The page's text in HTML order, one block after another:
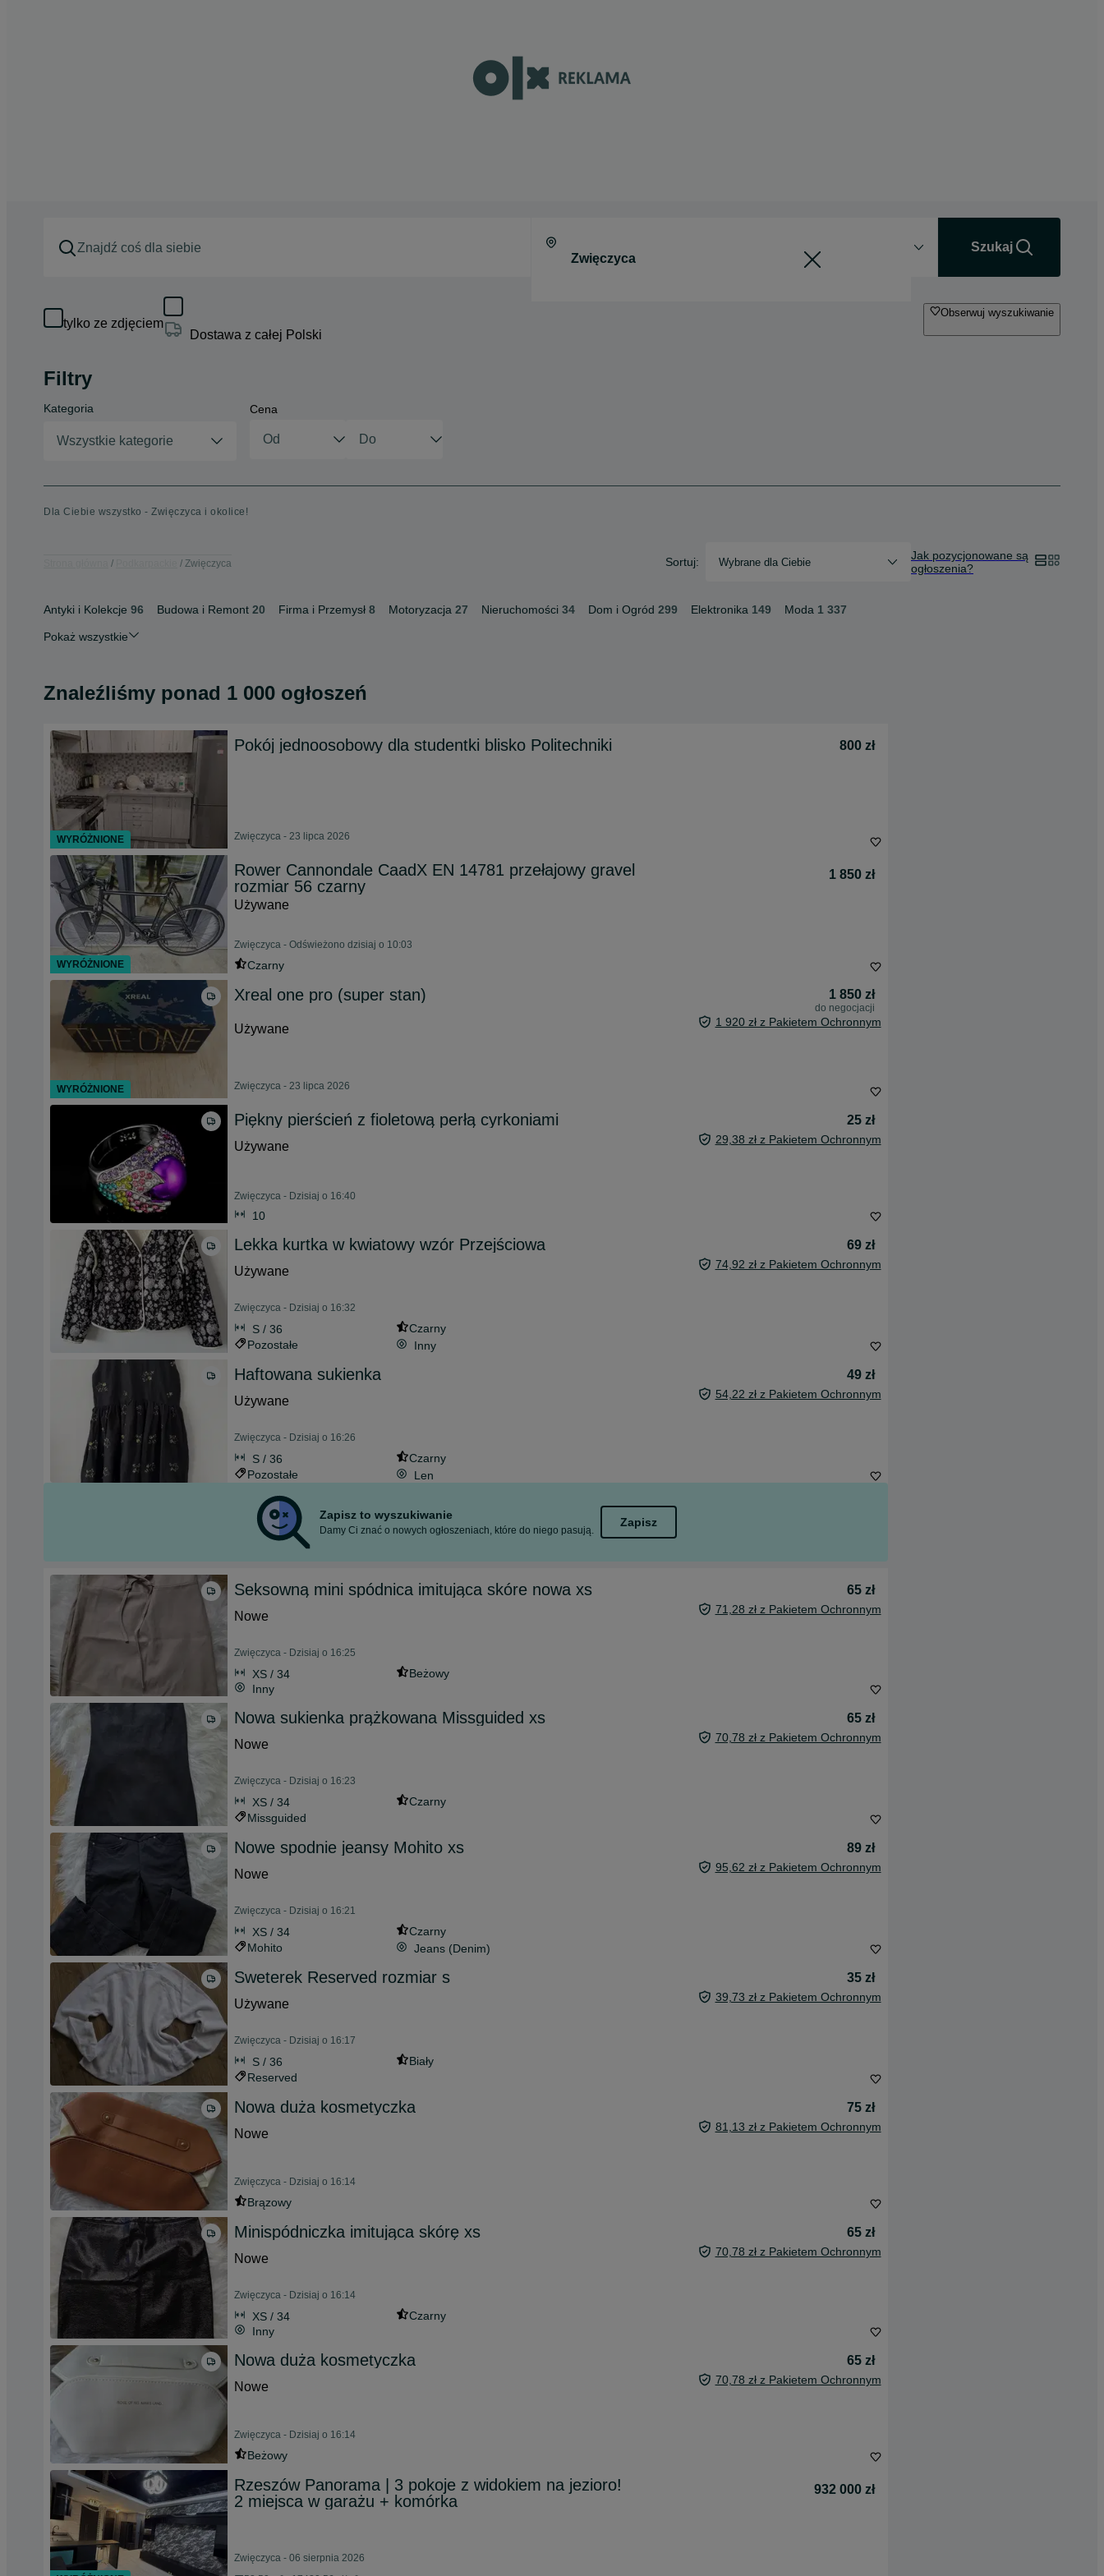
Szukaj
tylko ze zdjęciem
Dostawa z całej Polski
Obserwuj wyszukiwanie
Filtry
Kategoria
Wszystkie kategorie
Cena
Dla Ciebie wszystko - Zwięczyca i okolice!
Zwięczyca Sortuj: Wybrane dla Ciebie
Jak pozycjonowane są
ogłoszenia?
Antyki i Kolekcje 96 Budowa i Remont 20 Firma i Przemysł 8 Motoryzacja 27 Nieruchomości 34 Dom i Ogród 299 Elektronika 149 Moda 1 337
Pokaż wszystkie
Znaleźliśmy ponad 1 000 ogłoszeń
Pokój jednoosobowy dla studentki blisko Politechniki 800 zł
Zwięczyca - 23 lipca 2026
Rower Cannondale CaadX EN 14781 przełajowy gravel
rozmiar 56 czarny
1 850 zł
Używane
Zwięczyca - Odświeżono dzisiaj o 10:03
Czarny
Xreal one pro (super stan) 1 850 zł
do negocjacji
Używane 1 920 zł z Pakietem Ochronnym
Zwięczyca - 23 lipca 2026
Piękny pierścień z fioletową perłą cyrkoniami
25 zł
Używane
29,38 zł z Pakietem Ochronnym
Zwięczyca - Dzisiaj o 16:40
10
Lekka kurtka w kwiatowy wzór Przejściowa
69 zł
Używane
74,92 zł z Pakietem Ochronnym
Zwięczyca - Dzisiaj o 16:32
S / 36
Czarny
Pozostałe
Inny
Haftowana sukienka
49 zł
Używane
54,22 zł z Pakietem Ochronnym
Zwięczyca - Dzisiaj o 16:26
S / 36
Czarny
Pozostałe
Len
Zapisz to wyszukiwanie
Damy Ci znać o nowych ogłoszeniach, które do niego pasują.
Zapisz
Seksowną mini spódnica imitująca skóre nowa xs
65 zł
Nowe
71,28 zł z Pakietem Ochronnym
Zwięczyca - Dzisiaj o 16:25
XS / 34
Beżowy
Inny
Nowa sukienka prążkowana Missguided xs
65 zł
Nowe
70,78 zł z Pakietem Ochronnym
Zwięczyca - Dzisiaj o 16:23
XS / 34
Czarny
Missguided
Nowe spodnie jeansy Mohito xs
89 zł
Nowe
95,62 zł z Pakietem Ochronnym
Zwięczyca - Dzisiaj o 16:21
XS / 34
Czarny
Mohito
Jeans (Denim)
Sweterek Reserved rozmiar s
35 zł
Używane
39,73 zł z Pakietem Ochronnym
Zwięczyca - Dzisiaj o 16:17
S / 36
Biały
Reserved
Nowa duża kosmetyczka
75 zł
Nowe
81,13 zł z Pakietem Ochronnym
Zwięczyca - Dzisiaj o 16:14
Brązowy
Minispódniczka imitująca skórę xs
65 zł
Nowe
70,78 zł z Pakietem Ochronnym
Zwięczyca - Dzisiaj o 16:14
XS / 34
Czarny
Inny
Nowa duża kosmetyczka
65 zł
Nowe
70,78 zł z Pakietem Ochronnym
Zwięczyca - Dzisiaj o 16:14
Beżowy
Rzeszów Panorama | 3 pokoje z widokiem na jezioro!
2 miejsca w garażu + komórka
932 000 zł
Zwięczyca - 06 sierpnia 2026
WYRÓŻNIONE
WYRÓŻNIONE
WYRÓŻNIONE